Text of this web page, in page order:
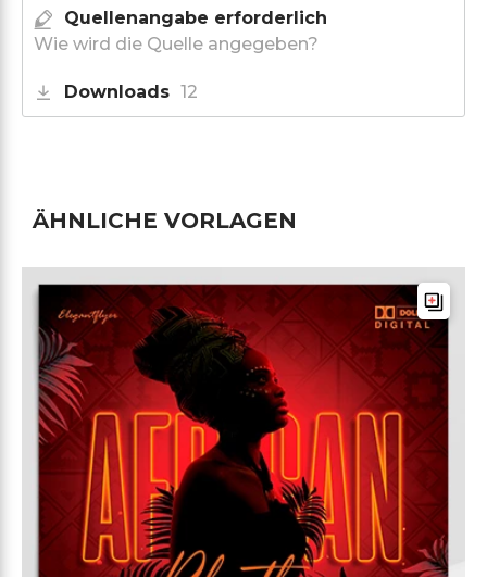
Quellenangabe erforderlich
Wie wird die Quelle angegeben?
Downloads 12
ÄHNLICHE VORLAGEN